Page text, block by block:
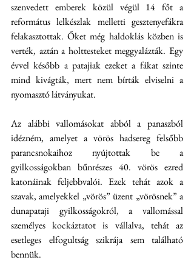
szenvedett emberek közül végül 14 főt a
református lelkészlak melletti gesztenyefákra
felakasztottak. Őket még haldoklás közben is
verték, aztán a holttesteket meggyalázták. Egy
évvel később a patajiak ezeket a fákat szinte
mind kivágták, mert nem bírták elviselni a
nyomasztó látványukat.
Az alábbi vallomásokat abból a panaszból
idézném, amelyet a vörös hadsereg felsőbb
parancsnokaihoz nyújtottak be a
gyilkosságokban bűnrészes 40. vörös ezred
katonáinak feljebbvalói. Ezek tehát azok a
szavak, amelyekkel „vörös” üzent „vörösnek” a
dunapataji gyilkosságokról, a vallomással
személyes kockáztatot is vállalva, tehát az
esetleges elfogultság szikrája sem található
bennük.